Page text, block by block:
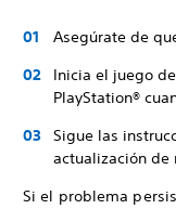
Asegúrate de
Inicia el juego
PlayStation®
Sigue las
actualización de
Si el problema